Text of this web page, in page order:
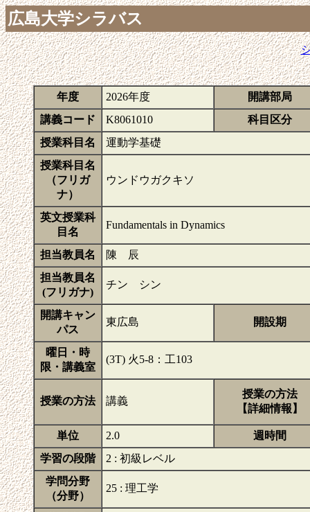
広島大学シラバス
年度 2026年度
開講部局
講義コード
K8061010
科目区分
授業科目名
運動学基礎
授業科目名
（フリガ
ナ）
ウンドウガクキソ
英文授業科
目名
Fundamentals in Dynamics
担当教員名
陳 辰
担当教員名
(フリガナ)
チン シン
開講キャン
パス
東広島 開設期
曜日・時
限・講義室
(3T) 火5-8：工103
授業の方法 講義
授業の方法
【詳細情報】
単位 2.0
週時間
学習の段階
2 : 初級レベル
学問分野
（分野）
25 : 理工学